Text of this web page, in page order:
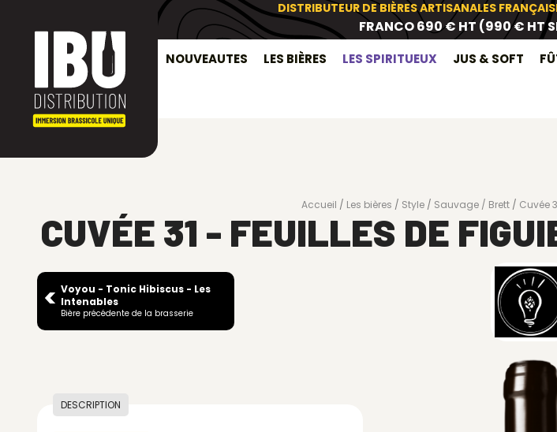
DISTRIBUTEUR DE BIÈRES ARTISANALES
FRANCO 690 € HT (990 € HT
NOUVEAUTES LES BIÈRES LES SPIRITUEUX JUS & SOFT
Accueil Les bières Style Sauvage / Brett Cuvée
CUVÉE 31 - FEUILLES DE
Voyou - Tonic Hibiscus - Les
Intenables
Bière précédente de la brasserie
DESCRIPTION